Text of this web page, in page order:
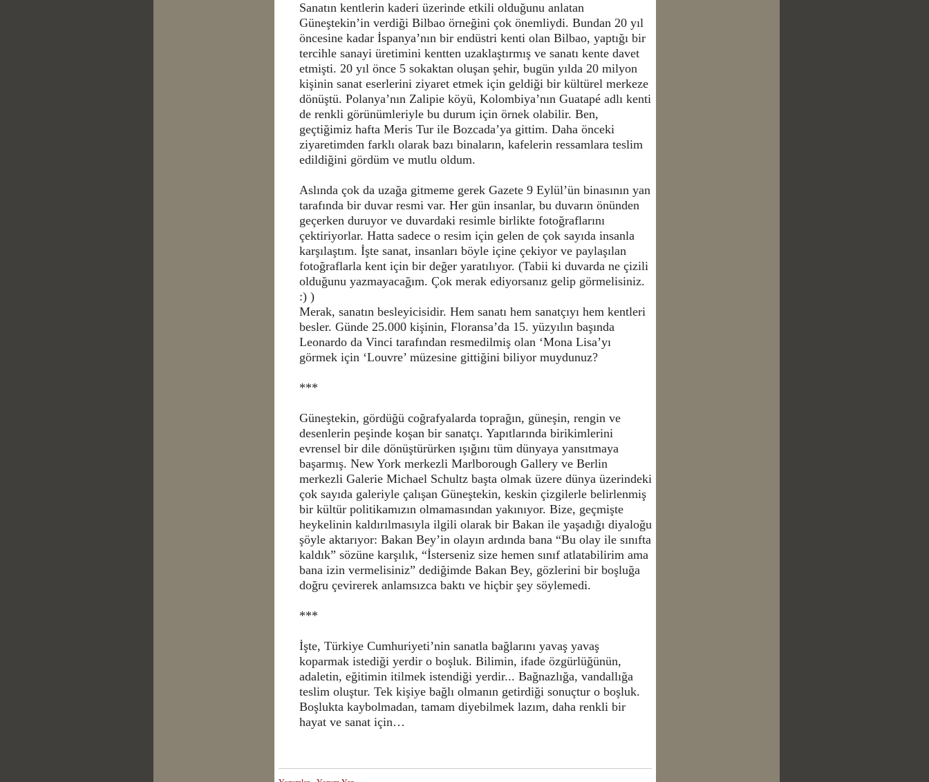
Sanatın kentlerin kaderi üzerinde etkili olduğunu anlatan
Güneştekin’in verdiği Bilbao örneğini çok önemliydi. Bundan 20 yıl
öncesine kadar İspanya’nın bir endüstri kenti olan Bilbao, yaptığı bir
tercihle sanayi üretimini kentten uzaklaştırmış ve sanatı kente davet
etmişti. 20 yıl önce 5 sokaktan oluşan şehir, bugün yılda 20 milyon
kişinin sanat eserlerini ziyaret etmek için geldiği bir kültürel merkeze
dönüştü. Polanya’nın Zalipie köyü, Kolombiya’nın Guatapé adlı kenti
de renkli görünümleriyle bu durum için örnek olabilir. Ben,
geçtiğimiz hafta Meris Tur ile Bozcada’ya gittim. Daha önceki
ziyaretimden farklı olarak bazı binaların, kafelerin ressamlara teslim
edildiğini gördüm ve mutlu oldum.
Aslında çok da uzağa gitmeme gerek Gazete 9 Eylül’ün binasının yan
tarafında bir duvar resmi var. Her gün insanlar, bu duvarın önünden
geçerken duruyor ve duvardaki resimle birlikte fotoğraflarını
çektiriyorlar. Hatta sadece o resim için gelen de çok sayıda insanla
karşılaştım. İşte sanat, insanları böyle içine çekiyor ve paylaşılan
fotoğraflarla kent için bir değer yaratılıyor. (Tabii ki duvarda ne çizili
olduğunu yazmayacağım. Çok merak ediyorsanız gelip görmelisiniz.
:) )
Merak, sanatın besleyicisidir. Hem sanatı hem sanatçıyı hem kentleri
besler. Günde 25.000 kişinin, Floransa’da 15. yüzyılın başında
Leonardo da Vinci tarafından resmedilmiş olan ‘Mona Lisa’yı
görmek için ‘Louvre’ müzesine gittiğini biliyor muydunuz?
***
Güneştekin, gördüğü coğrafyalarda toprağın, güneşin, rengin ve
desenlerin peşinde koşan bir sanatçı. Yapıtlarında birikimlerini
evrensel bir dile dönüştürürken ışığını tüm dünyaya yansıtmaya
başarmış. New York merkezli Marlborough Gallery ve Berlin
merkezli Galerie Michael Schultz başta olmak üzere dünya üzerindeki
çok sayıda galeriyle çalışan Güneştekin, keskin çizgilerle belirlenmiş
bir kültür politikamızın olmamasından yakınıyor. Bize, geçmişte
heykelinin kaldırılmasıyla ilgili olarak bir Bakan ile yaşadığı diyaloğu
şöyle aktarıyor: Bakan Bey’in olayın ardında bana “Bu olay ile sınıfta
kaldık” sözüne karşılık, “İsterseniz size hemen sınıf atlatabilirim ama
bana izin vermelisiniz” dediğimde Bakan Bey, gözlerini bir boşluğa
doğru çevirerek anlamsızca baktı ve hiçbir şey söylemedi.
***
İşte, Türkiye Cumhuriyeti’nin sanatla bağlarını yavaş yavaş
koparmak istediği yerdir o boşluk. Bilimin, ifade özgürlüğünün,
adaletin, eğitimin itilmek istendiği yerdir... Bağnazlığa, vandallığa
teslim oluştur. Tek kişiye bağlı olmanın getirdiği sonuçtur o boşluk.
Boşlukta kaybolmadan, tamam diyebilmek lazım, daha renkli bir
hayat ve sanat için…